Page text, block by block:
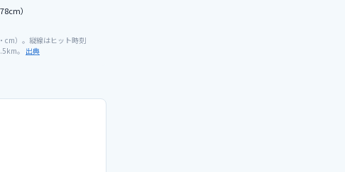
）
cm）。縦線はヒット時刻
km。 出典